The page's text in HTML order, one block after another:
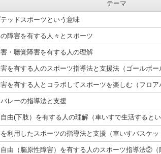
テーマ
ッドスポーツという意味
障害を有する人々とスポーツ
・聴覚障害を有する人の理解
を有する人のスポーツ指導法と支援法（ゴールボー
を有する人とコラボしてスポーツを楽しむ（フロア
レーの指導法と支援
由(下肢）を有する人の理解（車いすで生活するとい
利用したスポーツの指導法と支援（車いすバスケッ
由（脳原性障害）を有する人のスポーツ指導法②（